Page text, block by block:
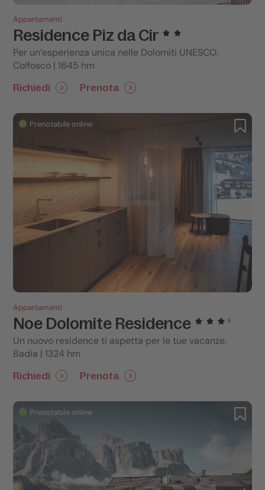
Appartamenti
Residence Piz da Cir
Per un’esperienza unica nelle Dolomiti UNESCO.
Colfosco | 1645 hm
Richiedi Prenota
Prenotabile online
Appartamenti
Noe Dolomite Residence s
Un nuovo residence ti aspetta per le tue vacanze.
Badia | 1324 hm
Richiedi Prenota
Prenotabile online